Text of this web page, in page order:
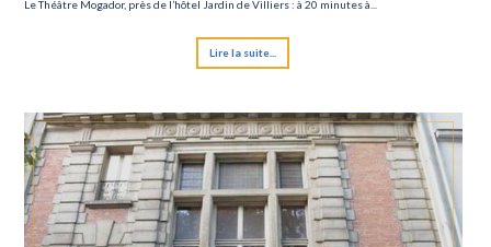
Le Théâtre Mogador, près de l’hôtel Jardin de Villiers : à 20 minutes à...
Lire la suite...